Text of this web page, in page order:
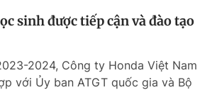
sinh được tiếp cận và đào tạo
2024, Công ty Honda Việt Nam
với Ủy ban ATGT quốc gia và Bộ